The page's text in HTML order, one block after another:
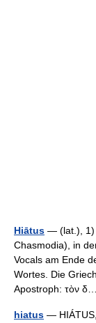
Hiātus — (lat.), 1)
Chasmodia), in
Vocals am Ende
Wortes. Die
Apostroph: τὸν
hiatus —